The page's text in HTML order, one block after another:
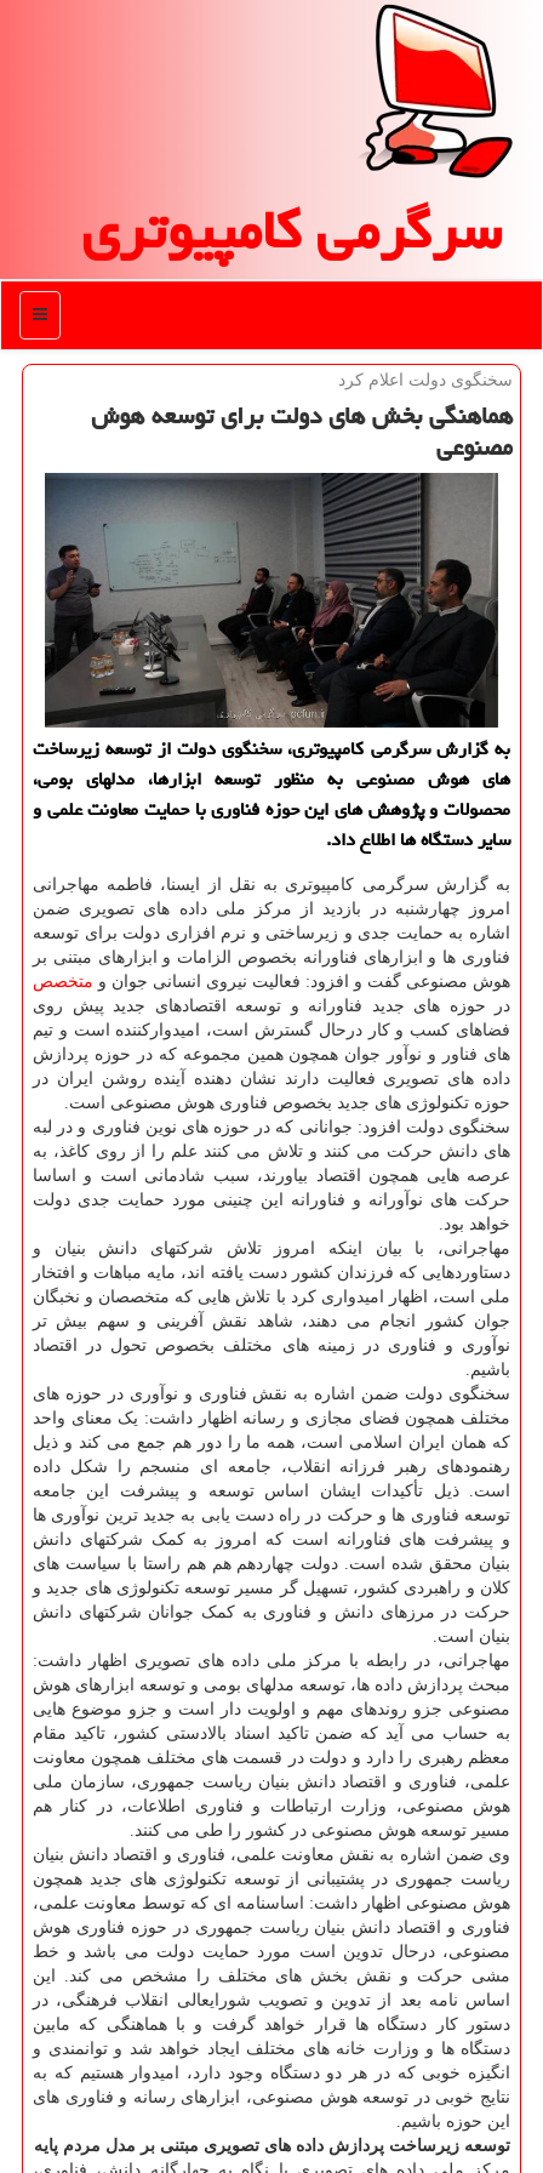
سرگرمی كامپیوتری
منو
سخنگوی دولت اعلام كرد
هماهنگی بخش های دولت برای توسعه هوش
مصنوعی
به گزارش سرگرمی کامپیوتری، سخنگوی دولت از توسعه زیرساخت
های هوش مصنوعی به منظور توسعه ابزارها، مدلهای بومی،
محصولات و پژوهش های این حوزه فناوری با حمایت معاونت علمی و
سایر دستگاه ها اطلاع داد.
به گزارش سرگرمی کامپیوتری به نقل از ایسنا، فاطمه مهاجرانی
امروز چهارشنبه در بازدید از مرکز ملی داده های تصویری ضمن
اشاره به حمایت جدی و زیرساختی و نرم افزاری دولت برای توسعه
فناوری ها و ابزارهای فناورانه بخصوص الزامات و ابزارهای مبتنی بر
هوش مصنوعی گفت و افزود: فعالیت نیروی انسانی جوان و متخصص
در حوزه های جدید فناورانه و توسعه اقتصادهای جدید پیش روی
فضاهای کسب و کار درحال گسترش است، امیدوارکننده است و تیم
های فناور و نوآور جوان همچون همین مجموعه که در حوزه پردازش
داده های تصویری فعالیت دارند نشان دهنده آینده روشن ایران در
حوزه تکنولوژی های جدید بخصوص فناوری هوش مصنوعی است.
سخنگوی دولت افزود: جوانانی که در حوزه های نوین فناوری و در لبه
های دانش حرکت می کنند و تلاش می کنند علم را از روی کاغذ، به
عرصه هایی همچون اقتصاد بیاورند، سبب شادمانی است و اساسا
حرکت های نوآورانه و فناورانه این چنینی مورد حمایت جدی دولت
خواهد بود.
مهاجرانی، با بیان اینکه امروز تلاش شرکتهای دانش بنیان و
دستاوردهایی که فرزندان کشور دست یافته اند، مایه مباهات و افتخار
ملی است، اظهار امیدواری کرد با تلاش هایی که متخصصان و نخبگان
جوان کشور انجام می دهند، شاهد نقش آفرینی و سهم بیش تر
نوآوری و فناوری در زمینه های مختلف بخصوص تحول در اقتصاد
باشیم.
سخنگوی دولت ضمن اشاره به نقش فناوری و نوآوری در حوزه های
مختلف همچون فضای مجازی و رسانه اظهار داشت: یک معنای واحد
که همان ایران اسلامی است، همه ما را دور هم جمع می کند و ذیل
رهنمودهای رهبر فرزانه انقلاب، جامعه ای منسجم را شکل داده
است. ذیل تأکیدات ایشان اساس توسعه و پیشرفت این جامعه
توسعه فناوری ها و حرکت در راه دست یابی به جدید ترین نوآوری ها
و پیشرفت های فناورانه است که امروز به کمک شرکتهای دانش
بنیان محقق شده است. دولت چهاردهم هم هم راستا با سیاست های
کلان و راهبردی کشور، تسهیل گر مسیر توسعه تکنولوژی های جدید و
حرکت در مرزهای دانش و فناوری به کمک جوانان شرکتهای دانش
بنیان است.
مهاجرانی، در رابطه با مرکز ملی داده های تصویری اظهار داشت:
مبحث پردازش داده ها، توسعه مدلهای بومی و توسعه ابزارهای هوش
مصنوعی جزو روندهای مهم و اولویت دار است و جزو موضوع هایی
به حساب می آید که ضمن تاکید اسناد بالادستی کشور، تاکید مقام
معظم رهبری را دارد و دولت در قسمت های مختلف همچون معاونت
علمی، فناوری و اقتصاد دانش بنیان ریاست جمهوری، سازمان ملی
هوش مصنوعی، وزارت ارتباطات و فناوری اطلاعات، در کنار هم
مسیر توسعه هوش مصنوعی در کشور را طی می کنند.
وی ضمن اشاره به نقش معاونت علمی، فناوری و اقتصاد دانش بنیان
ریاست جمهوری در پشتیبانی از توسعه تکنولوژی های جدید همچون
هوش مصنوعی اظهار داشت: اساسنامه ای که توسط معاونت علمی،
فناوری و اقتصاد دانش بنیان ریاست جمهوری در حوزه فناوری هوش
مصنوعی، درحال تدوین است مورد حمایت دولت می باشد و خط
مشی حرکت و نقش بخش های مختلف را مشخص می کند. این
اساس نامه بعد از تدوین و تصویب شورایعالی انقلاب فرهنگی، در
دستور کار دستگاه ها قرار خواهد گرفت و با هماهنگی که مابین
دستگاه ها و وزارت خانه های مختلف ایجاد خواهد شد و توانمندی و
انگیزه خوبی که در هر دو دستگاه وجود دارد، امیدوار هستیم که به
نتایج خوبی در توسعه هوش مصنوعی، ابزارهای رسانه و فناوری های
این حوزه باشیم.
توسعه زیرساخت پردازش داده های تصویری مبتنی بر مدل مردم پایه